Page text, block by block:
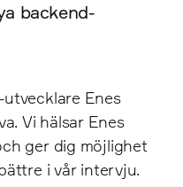
backend-
Enes
Vi hälsar Enes
ger dig möjlighet
i vår intervju.